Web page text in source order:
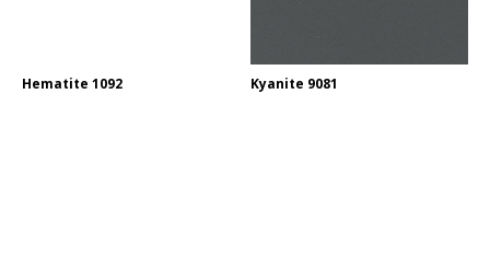
Hematite 1092 Kyanite 9081